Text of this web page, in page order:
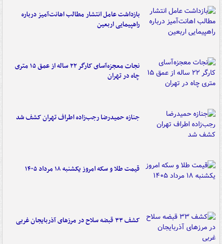
بازداشت عامل انتشار مطالب اهانت‌آمیز درباره
راهپیمایی اربعین
نجات معجزه‌آسای کارگر ۲۲ ساله از عمق ۱۵ متری
چاه در تهران
جنازه حمیدرضا رجب‌زاده اطراف تهران کشف شد
قیمت طلا و سکه امروز یکشنبه ۱۸ مرداد ۱۴۰۵
کشف ۳۳ قبضه سلاح در مرزهای آذربایجان غربی